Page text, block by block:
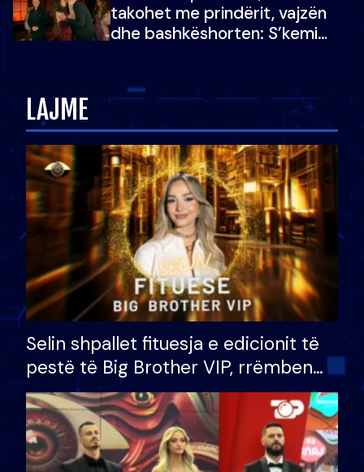
takohet me prindërit, vajzën
dhe bashkëshorten: S’kemi
LAJME
Selin shpallet fituesja e edicionit të
pestë të Big Brother VIP, rrëmben
çmimin e madh prej 100 mijë eurosh